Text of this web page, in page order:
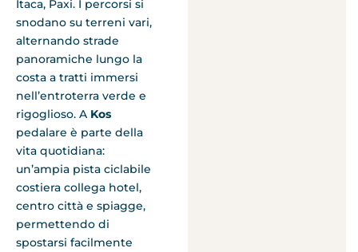
Itaca, Paxi. I percorsi si
snodano su terreni vari,
alternando strade
panoramiche lungo la
costa a tratti immersi
nell’entroterra verde e
rigoglioso. A Kos
pedalare è parte della
vita quotidiana:
un’ampia pista ciclabile
costiera collega hotel,
centro città e spiagge,
permettendo di
spostarsi facilmente